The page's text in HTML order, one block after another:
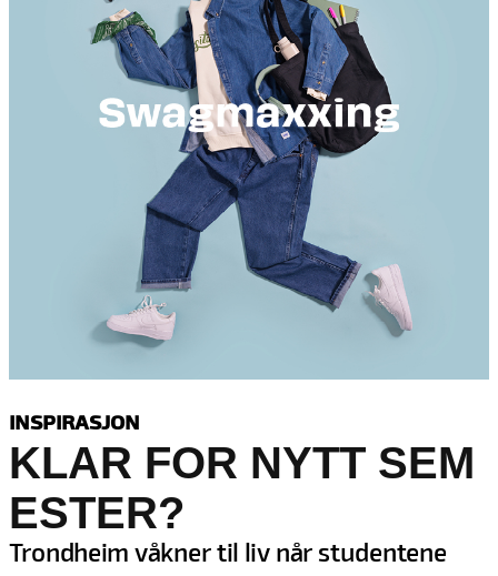
INSPIRASJON
KLAR FOR NYTT SEM
ESTER?
Trondheim våkner til liv når studentene